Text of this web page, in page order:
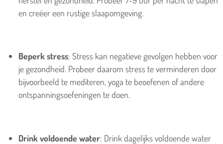
en creëer een rustige slaapomgeving.
Beperk stress: Stress kan negatieve gevolgen hebben voor
je gezondheid. Probeer daarom stress te verminderen door
bijvoorbeeld te mediteren, yoga te beoefenen of andere
ontspanningsoefeningen te doen.
Drink voldoende water: Drink dagelijks voldoende water